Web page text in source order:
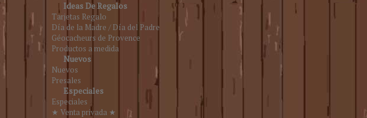
Ideas De Regalos
Tarjetas Regalo
Día de la Madre / Día del Padre
Géocacheurs de Provence
Productos a medida
Nuevos
Nuevos
Presales
Especiales
Especiales
★ Venta privada ★